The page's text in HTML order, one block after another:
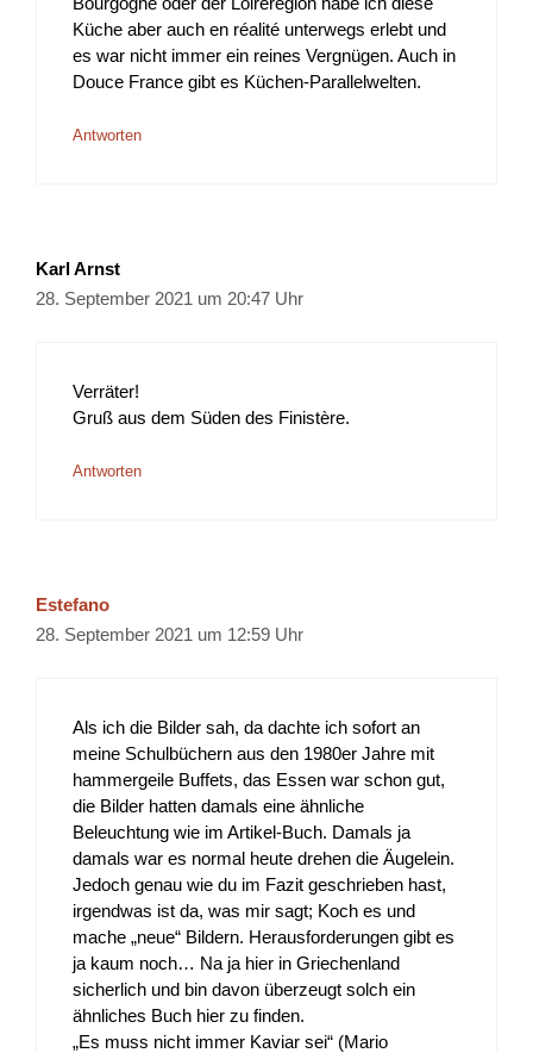
Küche aber auch en réalité unterwegs erlebt und
es war nicht immer ein reines Vergnügen. Auch in
Douce France gibt es Küchen-Parallelwelten.
Antworten
Karl Arnst
28. September 2021 um 20:47 Uhr
Verräter!
Gruß aus dem Süden des Finistère.
Antworten
Estefano
28. September 2021 um 12:59 Uhr
Als ich die Bilder sah, da dachte ich sofort an
meine Schulbüchern aus den 1980er Jahre mit
hammergeile Buffets, das Essen war schon gut,
die Bilder hatten damals eine ähnliche
Beleuchtung wie im Artikel-Buch. Damals ja
damals war es normal heute drehen die Äugelein.
Jedoch genau wie du im Fazit geschrieben hast,
irgendwas ist da, was mir sagt; Koch es und
mache „neue“ Bildern. Herausforderungen gibt es
ja kaum noch… Na ja hier in Griechenland
sicherlich und bin davon überzeugt solch ein
ähnliches Buch hier zu finden.
„Es muss nicht immer Kaviar sei“ (Mario